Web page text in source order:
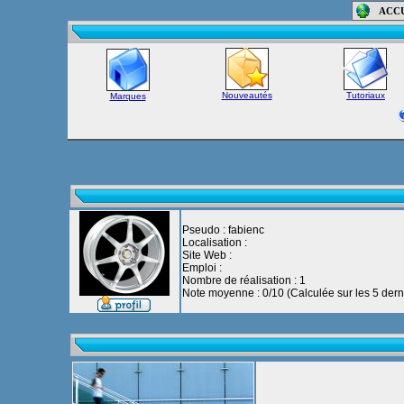
Marques Nouveautés Tutoriaux
Pseudo : fabienc
Localisation :
Site Web :
Emploi :
Nombre de réalisation : 1
Note moyenne : 0/10 (Calculée sur les 5